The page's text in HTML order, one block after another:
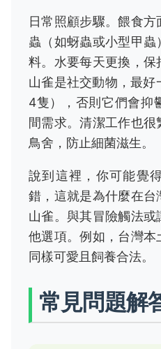
日常照顧步驟。餵食
蟲（如蚜蟲或小型甲
料。水要每天更換，保
山雀是社交動物，最
4隻），否則它們會抑
間需求。清潔工作也
鳥舍，防止細菌滋生。
說到這裡，你可能覺
錯，這就是為什麼在台
山雀。與其冒險觸法
他選項。例如，台灣本
同樣可愛且飼養合法。
常見問題解